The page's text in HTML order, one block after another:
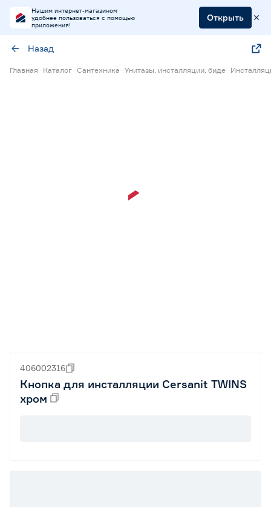
Нашим интернет-магазином
удобнее пользоваться с помощью
приложения!
Открыть
Назад
Главная Каталог Сантехника Унитазы, инсталляции, биде
406002316
Кнопка для инсталляции Cersanit TWINS
хром